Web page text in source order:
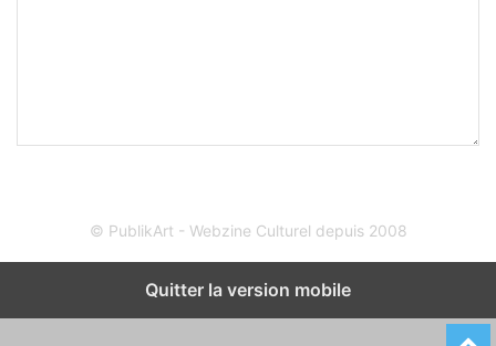
© PublikArt - Webzine Culturel depuis 2008
Quitter la version mobile